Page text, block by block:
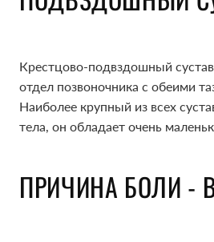
Крестцово-подвздошный
отдел позвоночника с обеими
Наиболее крупный из всех
тела, он обладает очень
ПРИЧИНА БОЛИ -